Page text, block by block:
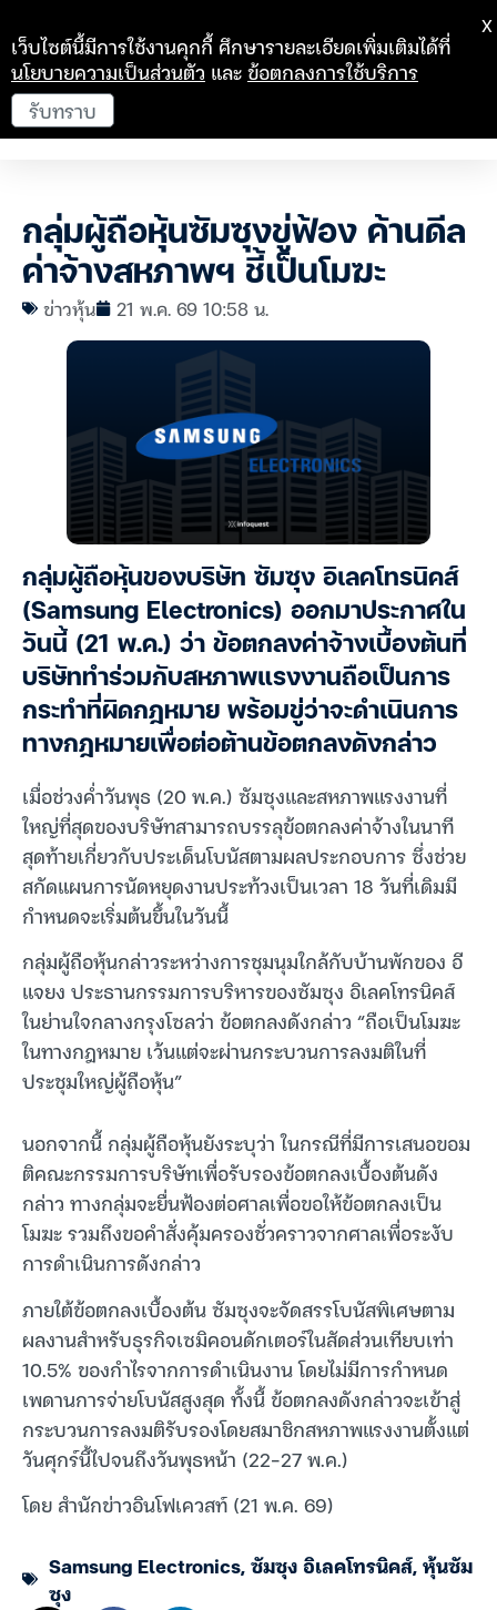
กลุ่มผู้ถือหุ้นซัมซุงขู่ฟ้อง ค้านดีล
ค่าจ้างสหภาพฯ ชี้เป็นโมฆะ
ข่าวหุ้น 21 พ.ค. 69 10:58 น.
กลุ่มผู้ถือหุ้นของบริษัท ซัมซุง อิเลคโทรนิคส์
(Samsung Electronics) ออกมาประกาศใน
วันนี้ (21 พ.ค.) ว่า ข้อตกลงค่าจ้างเบื้องต้นที่
บริษัททำร่วมกับสหภาพแรงงานถือเป็นการ
กระทำที่ผิดกฎหมาย พร้อมขู่ว่าจะดำเนินการ
ทางกฎหมายเพื่อต่อต้านข้อตกลงดังกล่าว
เมื่อช่วงค่ำวันพุธ (20 พ.ค.) ซัมซุงและสหภาพแรงงานที่
ใหญ่ที่สุดของบริษัทสามารถบรรลุข้อตกลงค่าจ้างในนาที
สุดท้ายเกี่ยวกับประเด็นโบนัสตามผลประกอบการ ซึ่งช่วย
สกัดแผนการนัดหยุดงานประท้วงเป็นเวลา 18 วันที่เดิมมี
กำหนดจะเริ่มต้นขึ้นในวันนี้
กลุ่มผู้ถือหุ้นกล่าวระหว่างการชุมนุมใกล้กับบ้านพักของ อี
แจยง ประธานกรรมการบริหารของซัมซุง อิเลคโทรนิคส์
ในย่านใจกลางกรุงโซลว่า ข้อตกลงดังกล่าว “ถือเป็นโมฆะ
ในทางกฎหมาย เว้นแต่จะผ่านกระบวนการลงมติในที่
ประชุมใหญ่ผู้ถือหุ้น”
นอกจากนี้ กลุ่มผู้ถือหุ้นยังระบุว่า ในกรณีที่มีการเสนอขอม
ติคณะกรรมการบริษัทเพื่อรับรองข้อตกลงเบื้องต้นดัง
กล่าว ทางกลุ่มจะยื่นฟ้องต่อศาลเพื่อขอให้ข้อตกลงเป็น
โมฆะ รวมถึงขอคำสั่งคุ้มครองชั่วคราวจากศาลเพื่อระงับ
การดำเนินการดังกล่าว
ภายใต้ข้อตกลงเบื้องต้น ซัมซุงจะจัดสรรโบนัสพิเศษตาม
ผลงานสำหรับธุรกิจเซมิคอนดักเตอร์ในสัดส่วนเทียบเท่า
10.5% ของกำไรจากการดำเนินงาน โดยไม่มีการกำหนด
เพดานการจ่ายโบนัสสูงสุด ทั้งนี้ ข้อตกลงดังกล่าวจะเข้าสู่
กระบวนการลงมติรับรองโดยสมาชิกสหภาพแรงงานตั้งแต่
วันศุกร์นี้ไปจนถึงวันพุธหน้า (22-27 พ.ค.)
โดย สำนักข่าวอินโฟเควสท์ (21 พ.ค. 69)
Samsung Electronics,ซัมซุง อิเลคโทรนิคส์,หุ้นซัม
ซุง
เว็บไซต์นี้มีการใช้งานคุกกี้ ศึกษารายละเอียดเพิ่มเติมได้ที่
นโยบายความเป็นส่วนตัว และข้อตกลงการใช้บริการ
รับทราบ
X